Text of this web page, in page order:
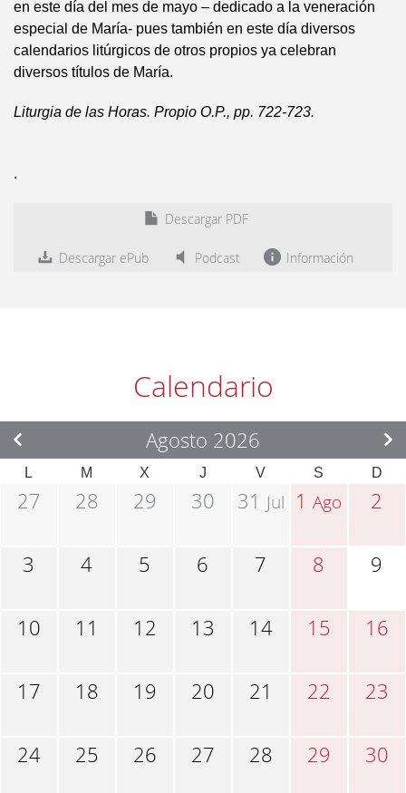
en este día del mes de mayo – dedicado a la veneración
especial de María- pues también en este día diversos
calendarios litúrgicos de otros propios ya celebran
diversos títulos de María.
Liturgia de las Horas. Propio O.P., pp. 722-723.
.
Descargar PDF
Descargar ePub Podcast Información
Calendario
Agosto 2026
L M X J V S D
27 28 29 30 31 Jul 1Ago 2
3 4 5 6 7 8 9
10 11 12 13 14 15 16
17 18 19 20 21 22 23
24 25 26 27 28 29 30